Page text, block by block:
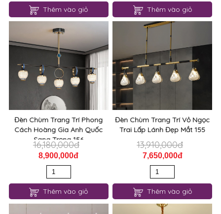
Thêm vào giỏ Thêm vào giỏ
Đèn Chùm Trang Trí Phong
Cách Hoàng Gia Anh Quốc
Sang Trọng 156
16,180,000đ
8,900,000đ
Thêm vào giỏ
Đèn Chùm Trang Trí Vỏ Ngọc
Trai Lấp Lánh Đẹp Mắt 155
13,910,000đ
7,650,000đ
Thêm vào giỏ